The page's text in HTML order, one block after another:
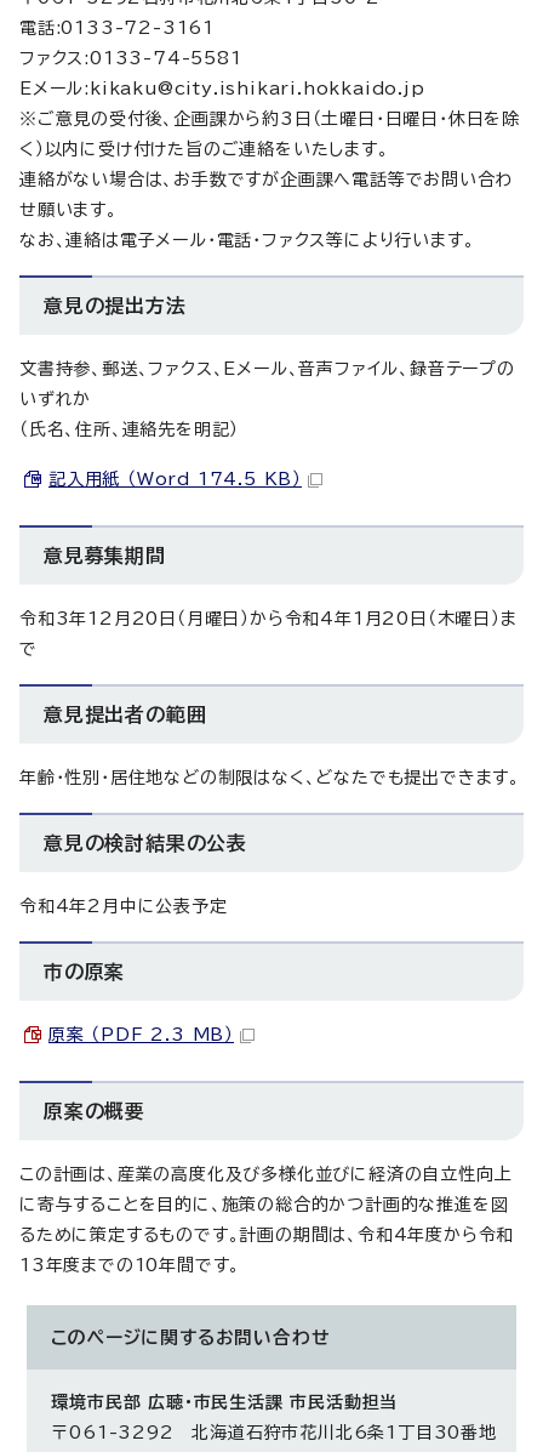
電話:0133-72-3161
ファクス:0133-74-5581
Eメール:kikaku@city.ishikari.hokkaido.jp
※ご意見の受付後、企画課から約3日（土曜日・日曜日・休日を除
く）以内に受け付けた旨のご連絡をいたします。
連絡がない場合は、お手数ですが企画課へ電話等でお問い合わ
せ願います。
なお、連絡は電子メール・電話・ファクス等により行います。
意見の提出方法
文書持参、郵送、ファクス、Eメール、音声ファイル、録音テープの
いずれか
（氏名、住所、連絡先を明記）
記入用紙 （Word 174.5 KB）
意見募集期間
令和3年12月20日（月曜日）から令和4年1月20日（木曜日）ま
で
意見提出者の範囲
年齢・性別・居住地などの制限はなく、どなたでも提出できます。
意見の検討結果の公表
令和4年2月中に公表予定
市の原案
原案 （PDF 2.3 MB）
原案の概要
この計画は、産業の高度化及び多様化並びに経済の自立性向上
に寄与することを目的に、施策の総合的かつ計画的な推進を図
るために策定するものです。計画の期間は、令和4年度から令和
13年度までの10年間です。
このページに関する お問い合わせ
環境市民部 広聴・市民生活課 市民活動担当
〒061-3292 北海道石狩市花川北6条1丁目30番地